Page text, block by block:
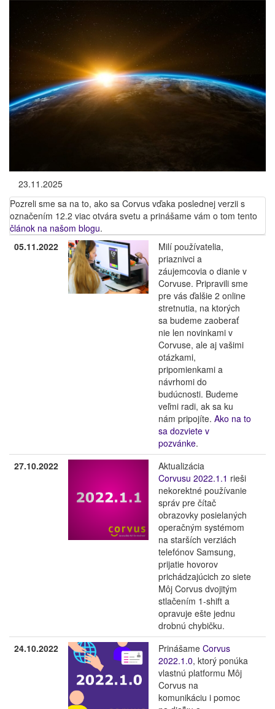
23.11.2025
Pozreli sme sa na to, ako sa Corvus vďaka poslednej verzii s
označením 12.2 viac otvára svetu a prinášame vám o tom tento
článok na našom blogu.
05.11.2022
Milí používatelia,
priaznivci a
záujemcovia o dianie v
Corvuse. Pripravili sme
pre vás ďalšie 2 online
stretnutia, na ktorých
sa budeme zaoberať
nie len novinkami v
Corvuse, ale aj vašimi
otázkami,
pripomienkami a
návrhomi do
budúcnosti. Budeme
veľmi radi, ak sa ku
nám pripojíte. Ako na to
sa dozviete v
pozvánke.
27.10.2022
Aktualizácia
Corvusu 2022.1.1 rieši
nekorektné používanie
správ pre čítač
obrazovky posielaných
operačným systémom
na starších verziách
telefónov Samsung,
prijatie hovorov
prichádzajúcich zo siete
Môj Corvus dvojitým
stlačením 1-shift a
opravuje ešte jednu
drobnú chybičku.
24.10.2022
Prinášame Corvus
2022.1.0, ktorý ponúka
vlastnú platformu Môj
Corvus na
komunikáciu i pomoc